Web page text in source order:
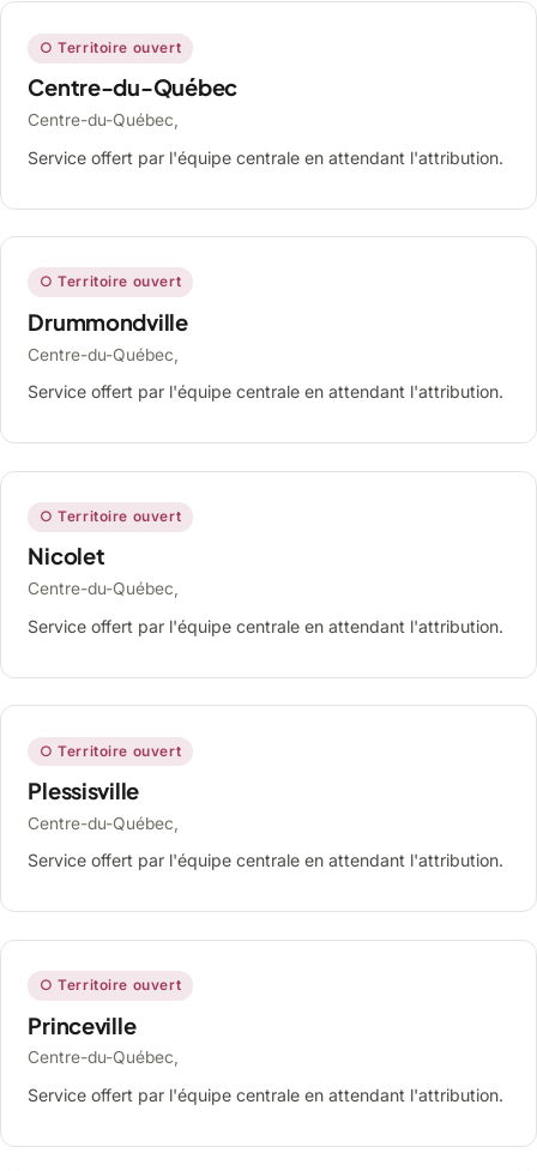
○ Territoire ouvert
Centre-du-Québec
Centre-du-Québec,
Service offert par l'équipe centrale en attendant l'attribution.
○ Territoire ouvert
Drummondville
Centre-du-Québec,
Service offert par l'équipe centrale en attendant l'attribution.
○ Territoire ouvert
Nicolet
Centre-du-Québec,
Service offert par l'équipe centrale en attendant l'attribution.
○ Territoire ouvert
Plessisville
Centre-du-Québec,
Service offert par l'équipe centrale en attendant l'attribution.
○ Territoire ouvert
Princeville
Centre-du-Québec,
Service offert par l'équipe centrale en attendant l'attribution.